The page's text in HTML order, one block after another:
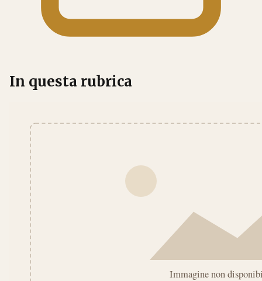
In questa rubrica